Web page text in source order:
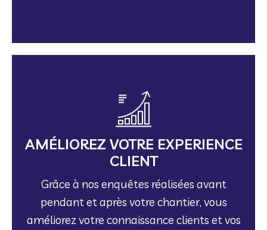
AMÉLIOREZ VOTRE EXPERIENCE
CLIENT
Grâce à nos enquêtes réalisées avant
pendant et après votre chantier, vous
améliorez votre connaissance clients et vos
AMÉLIOREZ VOTRE EXPERIENCE
CLIENT
Grâce à nos enquêtes réalisées avant
pendant et après votre chantier, vous
améliorez votre connaissance clients et vos
performances commerciales.